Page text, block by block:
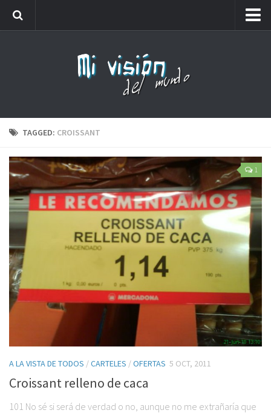
Lista de números de teléfono que no debes coger
TAGGED: CROISSANT
1
A LA VISTA DE TODOS /CARTELES /OFERTAS 5 OCT, 2011
Croissant relleno de caca
101 No sé si será de verdad o no, aunque no me extrañaría que